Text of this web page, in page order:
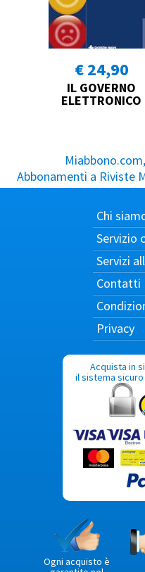
€ 24,90
IL GOVERNO
ELETTRONICO
Abbonamenti a Riviste
Chi
Servizio
Servizi
Contatti
Privacy
Acquista in
il sistema sicuro
Ogni acquisto è